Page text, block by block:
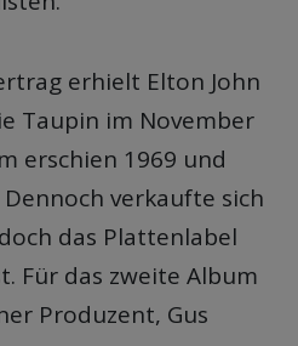
erhielt Elton John
Taupin im November
erschien 1969 und
verkaufte sich
das Plattenlabel
Für das zweite Album
Produzent, Gus